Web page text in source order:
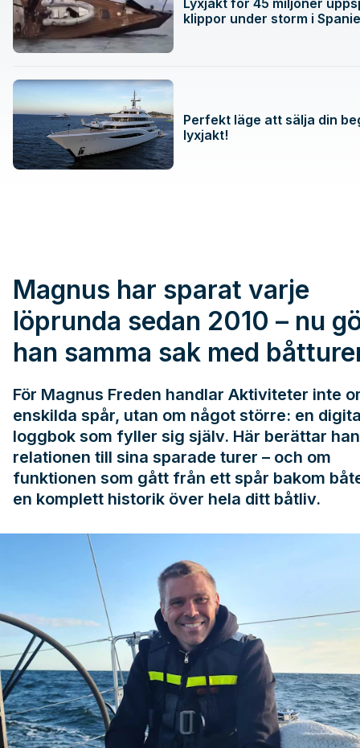
Lyxjakt för 45 miljoner
klippor under storm i
Perfekt läge att sälja din
lyxjakt!
Magnus har sparat varje
löprunda sedan 2010 – nu
han samma sak med
För Magnus Freden handlar Aktiviteter inte
enskilda spår, utan om något större: en
loggbok som fyller sig själv. Här berättar
relationen till sina sparade turer – och om
funktionen som gått från ett spår bakom
en komplett historik över hela ditt båtliv.